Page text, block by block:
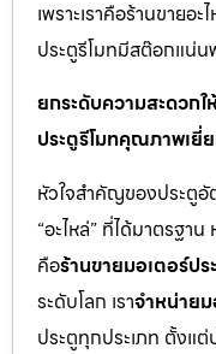
เพราะเราคือร้านขายอ
ประตูรีโมทมีสต๊อกแน่น
ยกระดับความสะดวก
ประตูรีโมทคุณภาพเยี่
หัวใจสำคัญของประตูอั
“อะไหล่” ที่ได้มาตรฐ
คือร้านขายมอเตอร์ปร
ระดับโลก เราจำหน่ายม
ประตูทุกประเภท ตั้งแต่